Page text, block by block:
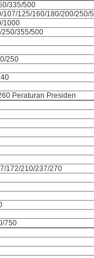
335/500
107/125/160/180/200/250/
1000
250/355/500
250
Peraturan Presiden
172/210/237/270
750